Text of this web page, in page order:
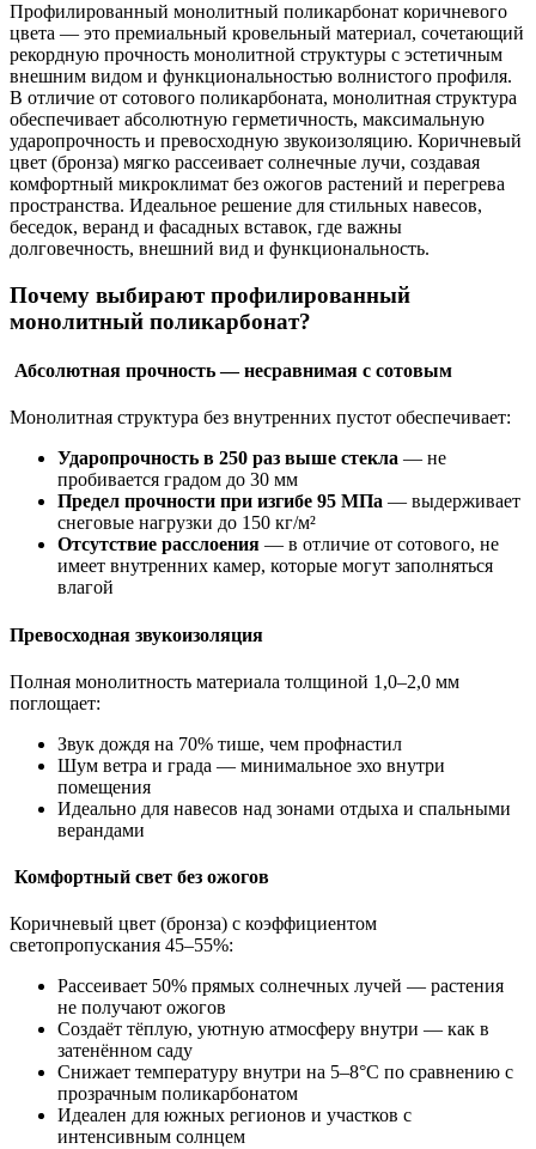
Профилированный монолитный поликарбонат коричневого
цвета — это премиальный кровельный материал, сочетающий
рекордную прочность монолитной структуры с эстетичным
внешним видом и функциональностью волнистого профиля.
В отличие от сотового поликарбоната, монолитная структура
обеспечивает абсолютную герметичность, максимальную
ударопрочность и превосходную звукоизоляцию. Коричневый
цвет (бронза) мягко рассеивает солнечные лучи, создавая
комфортный микроклимат без ожогов растений и перегрева
пространства. Идеальное решение для стильных навесов,
беседок, веранд и фасадных вставок, где важны
долговечность, внешний вид и функциональность.
Почему выбирают профилированный
монолитный поликарбонат?
Абсолютная прочность — несравнимая с сотовым
Монолитная структура без внутренних пустот обеспечивает:
Ударопрочность в 250 раз выше стекла — не
пробивается градом до 30 мм
Предел прочности при изгибе 95 МПа — выдерживает
снеговые нагрузки до 150 кг/м²
Отсутствие расслоения — в отличие от сотового, не
имеет внутренних камер, которые могут заполняться
влагой
Превосходная звукоизоляция
Полная монолитность материала толщиной 1,0–2,0 мм
поглощает:
Звук дождя на 70% тише, чем профнастил
Шум ветра и града — минимальное эхо внутри
помещения
Идеально для навесов над зонами отдыха и спальными
верандами
Комфортный свет без ожогов
Коричневый цвет (бронза) с коэффициентом
светопропускания 45–55%:
Рассеивает 50% прямых солнечных лучей — растения
не получают ожогов
Создаёт тёплую, уютную атмосферу внутри — как в
затенённом саду
Снижает температуру внутри на 5–8°С по сравнению с
прозрачным поликарбонатом
Идеален для южных регионов и участков с
интенсивным солнцем